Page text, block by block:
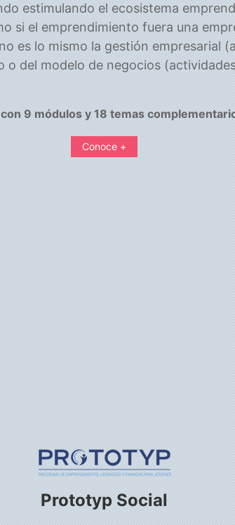
estimulando el ecosistema
si el emprendimiento fuera una
es lo mismo la gestión empresarial
del modelo de negocios
9 módulos y 18 temas
Conoce +
Prototyp Social